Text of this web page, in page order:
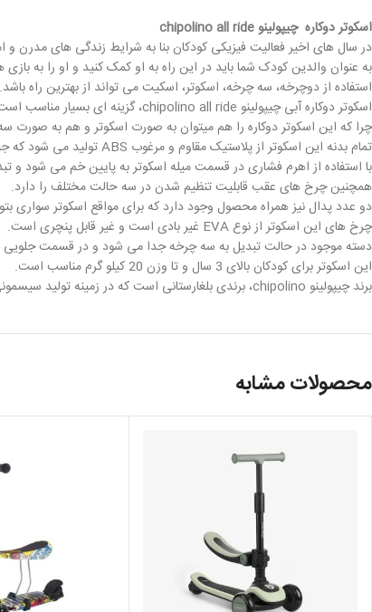
اسکوتر دوکاره چیپولینو chipolino all ride
در سال های اخیر فعالیت فیزیکی کودکان بنا به شرایط زندگی های مدرن
به عنوان والدین کودک شما باید در این راه به او کمک کنید و او را به
استفاده از دوچرخه، سه چرخه، اسکوتر، اسکیت می تواند از بهترین راه باشد.
اسکوتر دوکاره آبی چیپولینو chipolino all ride، گزینه ای بسیار مناسب است.
چرا که این اسکوتر دوکاره را هم میتوان به صورت اسکوتر و هم به صورت
تمام بدنه این اسکوتر از پلاستیک مقاوم و مرغوب ABS تولید می شود که جنسی نشکن دارد.
با استفاده از اهرم فشاری در قسمت میله اسکوتر به پایین خم می شود
همچنین چرخ های عقب قابلیت تنظیم شدن در سه حالت مختلف را دارد.
دو عدد پدال نیز همراه محصول وجود دارد که برای مواقع اسکوتر سواری
چرخ های این اسکوتر از نوع EVA غیر بادی است و غیر قابل پنچری است.
دسته موجود در حالت تبدیل به سه چرخه جدا می شود و در قسمت
این اسکوتر برای کودکان بالای 3 سال و تا وزن 20 کیلو گرم مناسب است.
برند چیپولینو chipolino، برندی بلغارستانی است که در زمینه تولید سیسمونی نوزاد و وسیله های چرخ دار عملکردی عالی دارد.
محصولات مشابه